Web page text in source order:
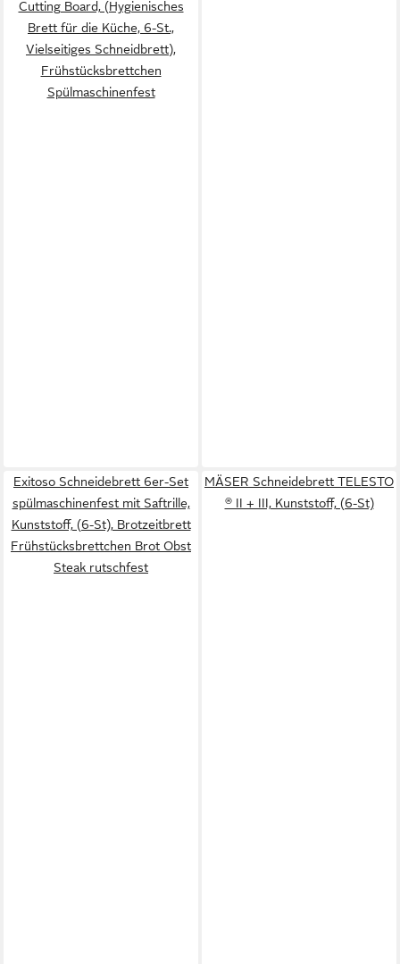
Cutting Board, (Hygienisches
Brett für die Küche, 6-St.,
Vielseitiges Schneidbrett),
Frühstücksbrettchen
Spülmaschinenfest
Exitoso Schneidebrett 6er-Set
spülmaschinenfest mit Saftrille,
Kunststoff, (6-St), Brotzeitbrett
Frühstücksbrettchen Brot Obst
Steak rutschfest
MÄSER Schneidebrett TELESTO
® II + III, Kunststoff, (6-St)